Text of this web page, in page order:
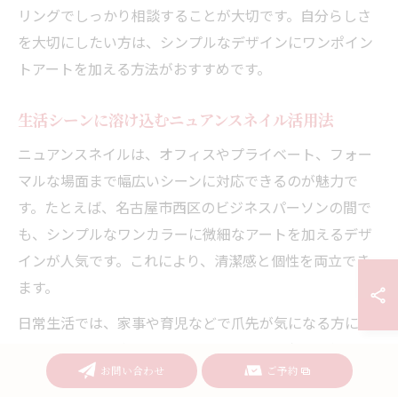
リングでしっかり相談することが大切です。自分らしさ
を大切にしたい方は、シンプルなデザインにワンポイン
トアートを加える方法がおすすめです。
生活シーンに溶け込むニュアンスネイル活用法
ニュアンスネイルは、オフィスやプライベート、フォー
マルな場面まで幅広いシーンに対応できるのが魅力で
す。たとえば、名古屋市西区のビジネスパーソンの間で
も、シンプルなワンカラーに微細なアートを加えるデザ
インが人気です。これにより、清潔感と個性を両立でき
ます。
日常生活では、家事や育児などで爪先が気になる方に
も、ニュアンスネイルはおすすめです。理由は、色むら
や多少の伸びが目立ちにくいデザインが多いため、忙し
お問い合わせ ご予約